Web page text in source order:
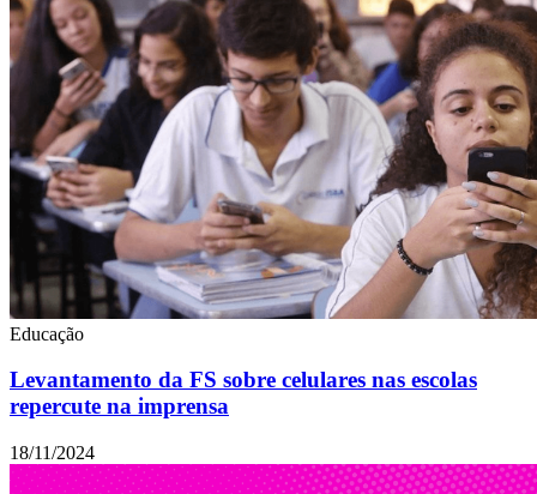
Educação
Levantamento da FS sobre celulares nas escolas
repercute na imprensa
18/11/2024